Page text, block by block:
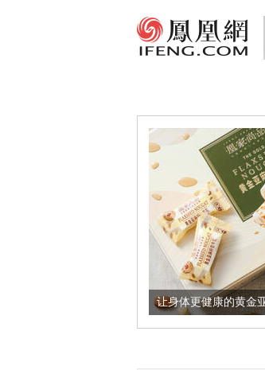
让身体更健康的黄金亚麻籽，我们